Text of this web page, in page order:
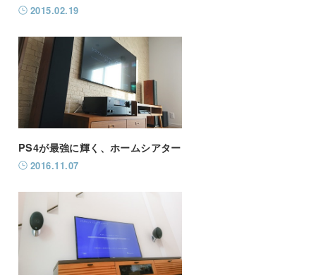
2015.02.19
PS4が最強に輝く、ホームシアター
2016.11.07